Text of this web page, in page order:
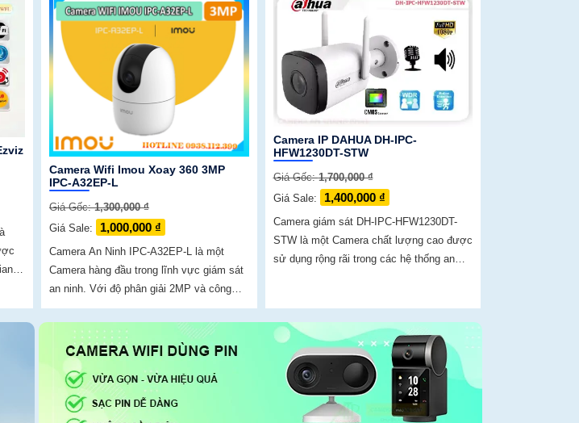
Camera Wifi Imou Xoay 360 3MP
IPC-A32EP-L
Giá Gốc:1,300,000 ₫
Giá Sale:
1,000,000 ₫
Camera An Ninh IPC-A32EP-L là một
Camera hàng đầu trong lĩnh vực giám sát
an ninh. Với độ phân giải 2MP và công
nghệ nén hình ảnh cao, camera IPC-
A32EP-L mang lại hình ảnh sắc nét và
chất lượng cao
Camera IP DAHUA DH-IPC-
HFW1230DT-STW
Giá Gốc:1,700,000 ₫
Giá Sale:
1,400,000 ₫
Camera giám sát DH-IPC-HFW1230DT-
STW là một Camera chất lượng cao được
sử dụng rộng rãi trong các hệ thống an